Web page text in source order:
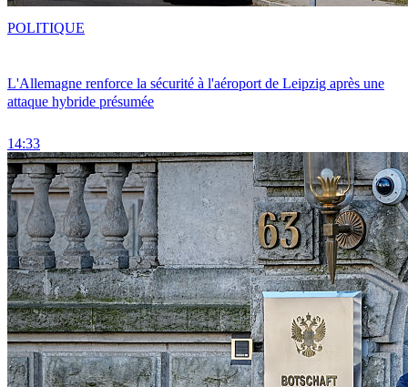
L'Allemagne renforce la sécurité à l'aéroport de Leipzig après une
attaque hybride présumée
14:33
POLITIQUE